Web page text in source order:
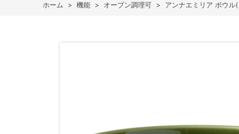
ホーム
> 機能 > オーブン調理可 > アンナエミリア ボウ